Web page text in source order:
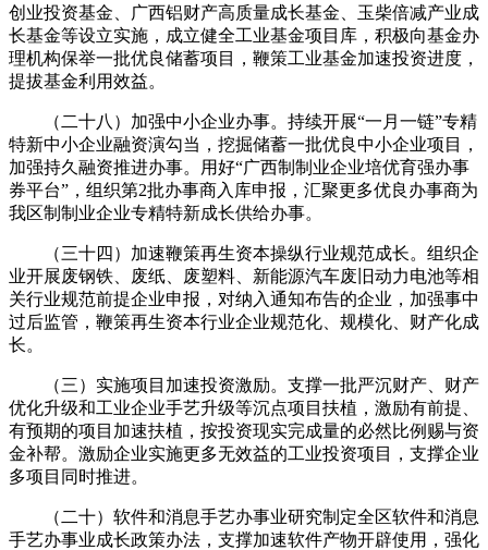
创业投资基金、广西铝财产高质量成长基金、玉柴倍减产业成
长基金等设立实施，成立健全工业基金项目库，积极向基金办
理机构保举一批优良储蓄项目，鞭策工业基金加速投资进度，
提拔基金利用效益。
（二十八）加强中小企业办事。持续开展“一月一链”专精
特新中小企业融资演勾当，挖掘储蓄一批优良中小企业项目，
加强持久融资推进办事。用好“广西制制业企业培优育强办事
券平台”，组织第2批办事商入库申报，汇聚更多优良办事商为
我区制制业企业专精特新成长供给办事。
（三十四）加速鞭策再生资本操纵行业规范成长。组织企
业开展废钢铁、废纸、废塑料、新能源汽车废旧动力电池等相
关行业规范前提企业申报，对纳入通知布告的企业，加强事中
过后监管，鞭策再生资本行业企业规范化、规模化、财产化成
长。
（三）实施项目加速投资激励。支撑一批严沉财产、财产
优化升级和工业企业手艺升级等沉点项目扶植，激励有前提、
有预期的项目加速扶植，按投资现实完成量的必然比例赐与资
金补帮。激励企业实施更多无效益的工业投资项目，支撑企业
多项目同时推进。
（二十）软件和消息手艺办事业研究制定全区软件和消息
手艺办事业成长政策办法，支撑加速软件产物开辟使用，强化